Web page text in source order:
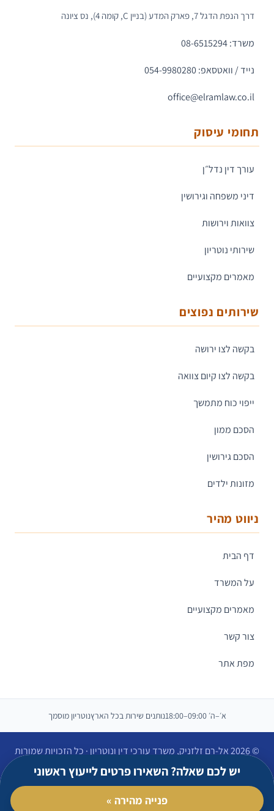
דרך הנפת הדגל 7, פארק המדע (בניין C, קומה 4), נס ציונה
משרד: 08-6515294
נייד / וואטסאפ: 054-9980280
office@elramlaw.co.il
תחומי עיסוק
עורך דין נדל״ן
דיני משפחה וגירושין
צוואות וירושות
שירותי נוטריון
מאמרים מקצועיים
שירותים נפוצים
בקשה לצו ירושה
בקשה לצו קיום צוואה
ייפוי כוח מתמשך
הסכם ממון
הסכם גירושין
מזונות ילדים
ניווט מהיר
דף הבית
על המשרד
מאמרים מקצועיים
צור קשר
מפת אתר
א׳–ה׳ 09:00–18:00 נותנים שירות בכל הארץנוטריון מוסמך
© 2026 אל-רם זלזניק, משרד עורכי דין ונוטריון · כל הזכויות שמורות
הצהרת נגישות
יש לכם שאלה? השאירו פרטים לייעוץ ראשוני
פנייה מהירה »